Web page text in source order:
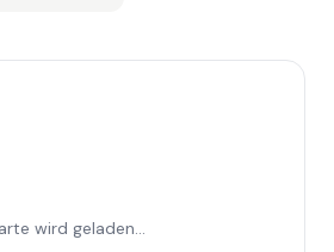
wird geladen...